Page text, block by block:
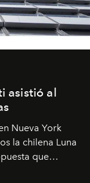
asistió al
Nueva York
la chilena Luna
que